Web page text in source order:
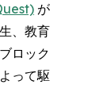
が
、教育
ロック
って駆